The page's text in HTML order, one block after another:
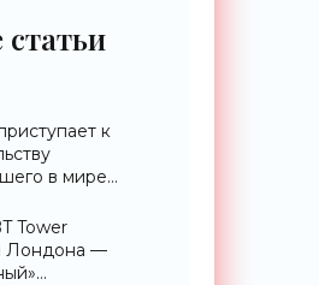
к
в мире
-
Tower
Лондона —